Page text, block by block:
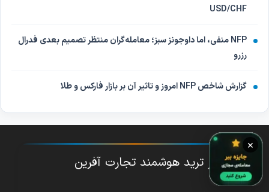
USD/CHF
NFP منفی، اما داوجونز سبز؛ معامله‌گران منتظر تصمیم بعدی فدرال
رزرو
گزارش شاخص NFP امروز و تاثیر آن بر بازار فارکس و طلا
دستیار ترید هوشمند تجارت آفرین
×